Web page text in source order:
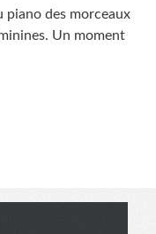
piano des morceaux
Un moment